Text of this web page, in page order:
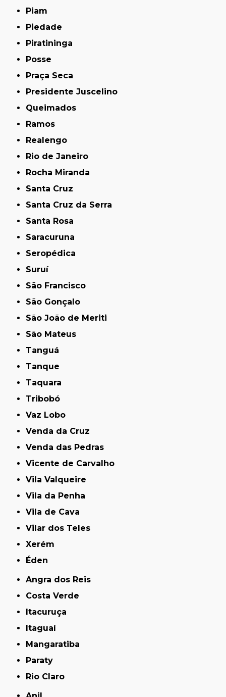
Piam
Piedade
Piratininga
Posse
Praça Seca
Presidente Juscelino
Queimados
Ramos
Realengo
Rio de Janeiro
Rocha Miranda
Santa Cruz
Santa Cruz da Serra
Santa Rosa
Saracuruna
Seropédica
Suruí
São Francisco
São Gonçalo
São João de Meriti
São Mateus
Tanguá
Tanque
Taquara
Tribobó
Vaz Lobo
Venda da Cruz
Venda das Pedras
Vicente de Carvalho
Vila Valqueire
Vila da Penha
Vila de Cava
Vilar dos Teles
Xerém
Éden
Angra dos Reis
Costa Verde
Itacuruça
Itaguaí
Mangaratiba
Paraty
Rio Claro